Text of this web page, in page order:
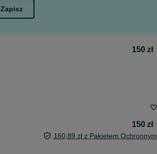
Zapisz
150 zł
150 zł
160,89 zł z Pakietem Ochronnym